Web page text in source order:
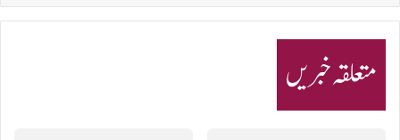
متعلقہ خبریں